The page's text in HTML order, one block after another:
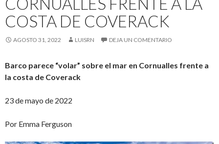
COSTA DE COVERACK
AGOSTO 31, 2022 LUISRN DEJA UN COMENTARIO
Barco parece “volar” sobre el mar en Cornualles frente a
la costa de Coverack
23 de mayo de 2022
Por Emma Ferguson